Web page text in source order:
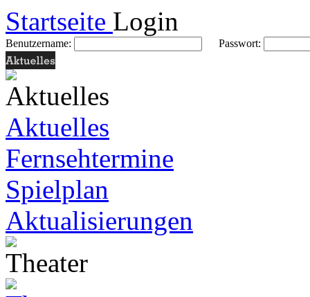
Startseite Login
Benutzername: Passwort:
Aktuelles
Fernsehtermine
Spielplan
Aktualisierungen